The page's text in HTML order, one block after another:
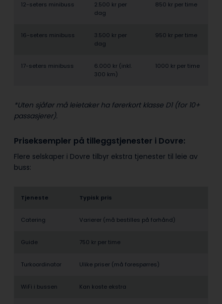
12-seters minibuss
2.500 kr per
dag
850 kr per time
16-seters minibuss
3.500 kr per
dag
950 kr per time
17-seters minibuss
6.000 kr (inkl.
300 km)
1000 kr per time
*Uten sjåfør må leietaker ha førerkort klasse D1 (for 10+
passasjerer).
Priseksempler på tilleggstjenester i Dovre:
Flere selskaper i Dovre tilbyr ekstra tjenester til leie av
buss:
Tjeneste Typisk pris
Catering Varierer (må bestilles på forhånd)
Guide 750 kr per time
Turkoordinator Ulike priser (må forespørres)
WiFi i bussen Kan koste ekstra